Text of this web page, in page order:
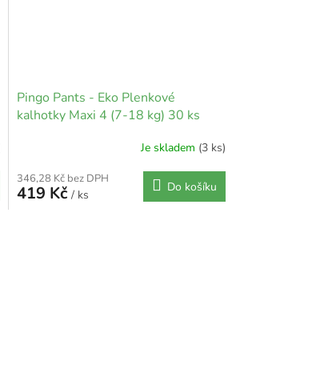
Pingo Pants - Eko Plenkové
kalhotky Maxi 4 (7-18 kg) 30 ks
Je skladem (3 ks)
346,28 Kč bez DPH
419 Kč / ks
Do košíku